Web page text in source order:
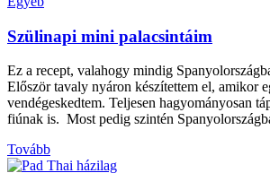
Szülinapi mini palacsintáim
Ez a recept, valahogy mindig
Először tavaly nyáron készítettem el, amikor
vendégeskedtem. Teljesen hagyományosan
fiúnak is. Most pedig szintén
Tovább